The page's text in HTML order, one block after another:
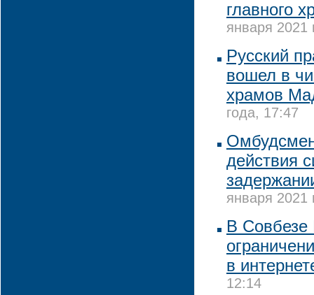
главного
января 2021
Русский
вошел в
храмов
года, 17:47
действия
января 2021
В Совбезе
в
12:14